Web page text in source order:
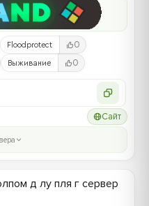
Floodprotect 0
Выживание 0
Сайт
д лу пля г сервер